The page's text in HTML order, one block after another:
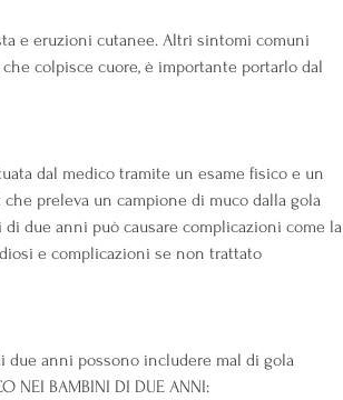
e eruzioni cutanee. Altri sintomi comuni
colpisce cuore, è importante portarlo dal
dal medico tramite un esame fisico e un
preleva un campione di muco dalla gola
due anni può causare complicazioni come la
e complicazioni se non trattato
anni possono includere mal di gola
NEI BAMBINI DI DUE ANNI: